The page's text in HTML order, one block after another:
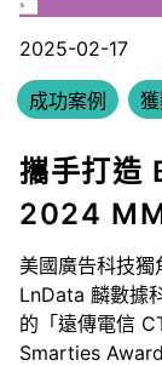
2025-02-17
成功案例
攜手打造
2024
美國廣告科技
LnData 麟數據
的「遠傳電信
Smarties